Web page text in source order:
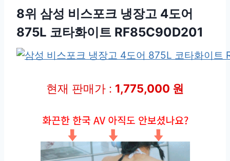
8위 삼성 비스포크 냉장고 4도어
875L 코타화이트 RF85C90D201
현재 판매가 : 1,775,000 원